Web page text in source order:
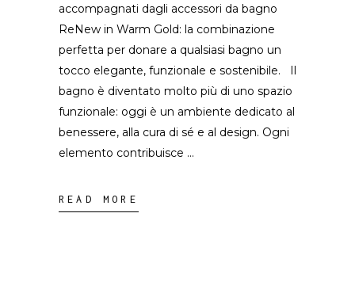
accompagnati dagli accessori da bagno
ReNew in Warm Gold: la combinazione
perfetta per donare a qualsiasi bagno un
tocco elegante, funzionale e sostenibile. Il
bagno è diventato molto più di uno spazio
funzionale: oggi è un ambiente dedicato al
benessere, alla cura di sé e al design. Ogni
elemento contribuisce
READ MORE